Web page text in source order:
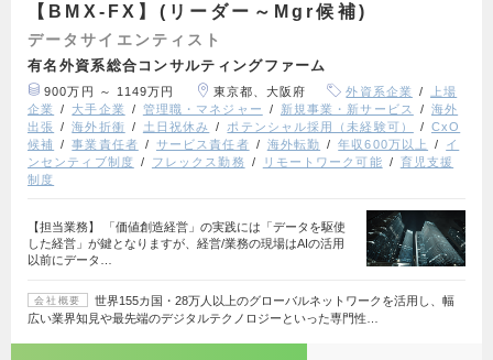
【BMX-FX】(リーダー～Mgr候補)
データサイエンティスト
有名外資系総合コンサルティングファーム
900万円 ～ 1149万円 東京都、大阪府 外資系企業
上場
企業
大手企業 管理職・マネジャー 新規事業・新サービス
海外
出張
海外折衝 土日祝休み ポテンシャル採用（未経験可）
CxO
候補
事業責任者 サービス責任者 海外転勤 年収600万以上
イ
ンセンティブ制度
フレックス勤務 リモートワーク可能
育児支援
制度
【担当業務】 「価値創造経営」の実践には「データを駆使
した経営」が鍵となりますが、経営/業務の現場はAIの活用
以前にデータ…
会社概要
世界155カ国・28万人以上のグローバルネットワークを活用し、幅
広い業界知見や最先端のデジタルテクノロジーといった専門性…